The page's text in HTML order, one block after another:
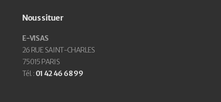
Nous situer
E-VISAS
26 RUE SAINT-CHARLES
75015 PARIS
Tél. : 01 42 46 68 99